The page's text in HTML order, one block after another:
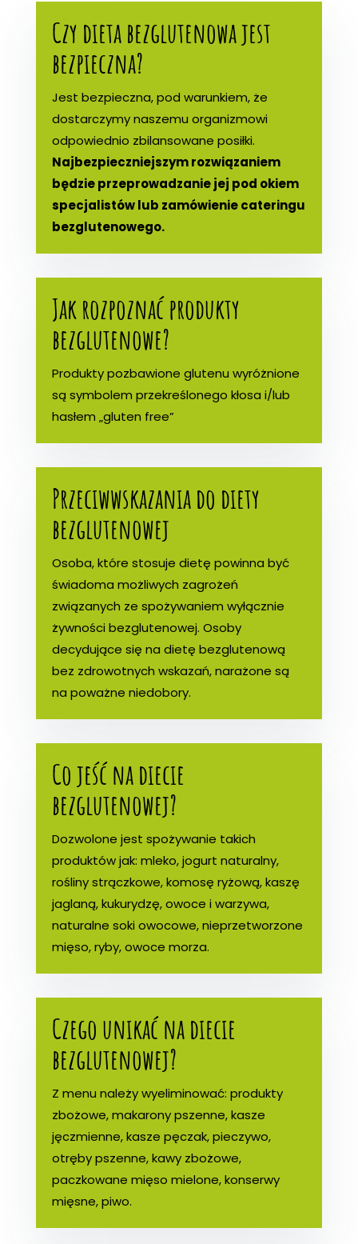
Czy dieta bezglutenowa jest
bezpieczna?
Jest bezpieczna, pod warunkiem, że
dostarczymy naszemu organizmowi
odpowiednio zbilansowane posiłki.
Najbezpieczniejszym rozwiązaniem
będzie przeprowadzanie jej pod okiem
specjalistów lub zamówienie cateringu
bezglutenowego.
Jak rozpoznać produkty
bezglutenowe?
Produkty pozbawione glutenu wyróżnione
są symbolem przekreślonego kłosa i/lub
hasłem „gluten free”
Przeciwwskazania do diety
bezglutenowej
Osoba, które stosuje dietę powinna być
świadoma możliwych zagrożeń
związanych ze spożywaniem wyłącznie
żywności bezglutenowej. Osoby
decydujące się na dietę bezglutenową
bez zdrowotnych wskazań, narażone są
na poważne niedobory.
Co jeść na diecie
bezglutenowej?
Dozwolone jest spożywanie takich
produktów jak: mleko, jogurt naturalny,
rośliny strączkowe, komosę ryżową, kaszę
jaglaną, kukurydzę, owoce i warzywa,
naturalne soki owocowe, nieprzetworzone
mięso, ryby, owoce morza.
Czego unikać na diecie
bezglutenowej?
Z menu należy wyeliminować: produkty
zbożowe, makarony pszenne, kasze
jęczmienne, kasze pęczak, pieczywo,
otręby pszenne, kawy zbożowe,
paczkowane mięso mielone, konserwy
mięsne, piwo.